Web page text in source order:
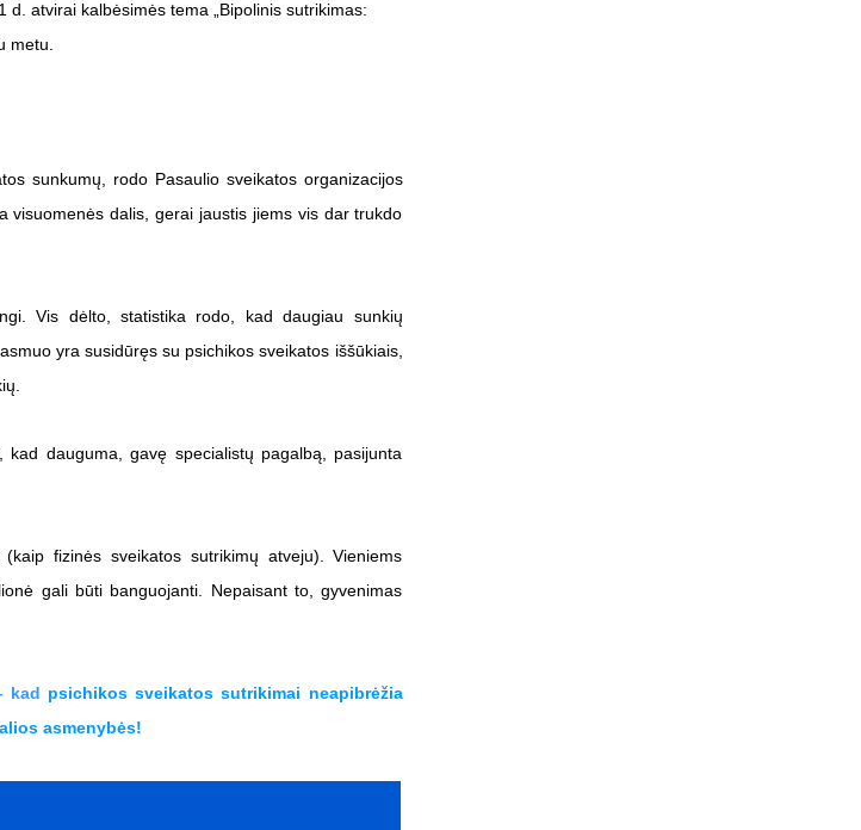
atvirai kalbėsimės tema „Bipolinis sutrikimas:
metu.
sunkumų, rodo Pasaulio sveikatos organizacijos
visuomenės dalis, gerai jaustis jiems vis dar trukdo
Vis dėlto, statistika rodo, kad daugiau sunkių
yra susidūręs su psichikos sveikatos iššūkiais,
dauguma, gavę specialistų pagalbą, pasijunta
fizinės sveikatos sutrikimų atveju). Vieniems
gali būti banguojanti. Nepaisant to, gyvenimas
kad psichikos sveikatos sutrikimai neapibrėžia
asmenybės!